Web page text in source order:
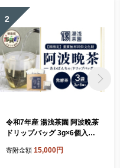
2
令和7年産 湯浅茶園 阿波晩茶
ドリップバッグ 3g×6個入×3
阿波晩茶 相生晩茶 番茶 国産
寄附金額 15,000円